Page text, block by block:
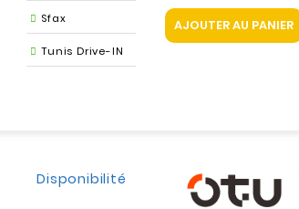
Sfax
Tunis Drive-IN
AJOUTER AU PANIER
Disponibilité